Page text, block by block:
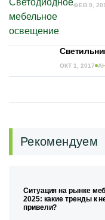
ФЕВ 9,
ОКТ 1, 2017
Рекомендуем
Ситуация на рынке
2025: какие тренды к
привели?